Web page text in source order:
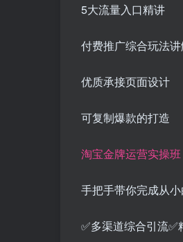
5大流量入口精讲
付费推广综合玩法
优质承接页面设计
可复制爆款的打造
淘宝金牌运营实操班
手把手带你完成从
✅多渠道综合引流